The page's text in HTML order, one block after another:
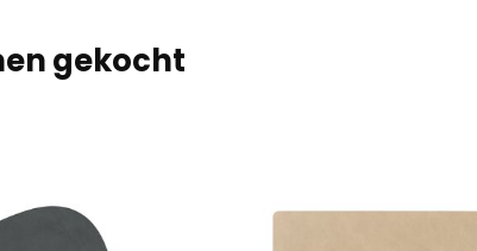
gekocht